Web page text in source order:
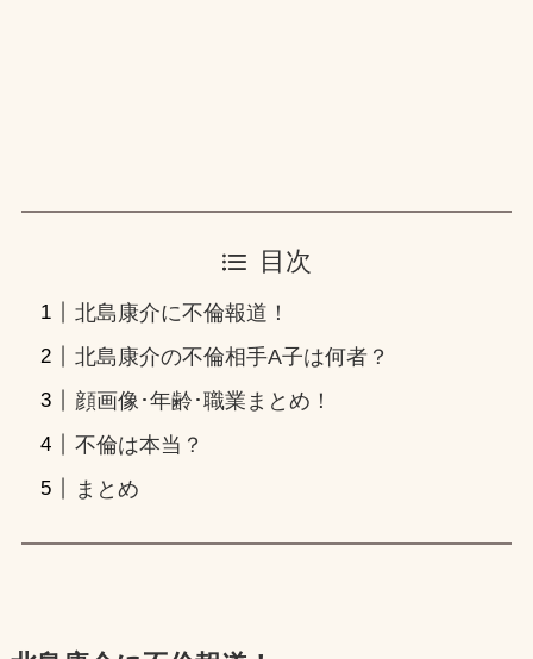
目次
北島康介に不倫報道！
北島康介の不倫相手A子は何者？
顔画像･年齢･職業まとめ！
不倫は本当？
まとめ